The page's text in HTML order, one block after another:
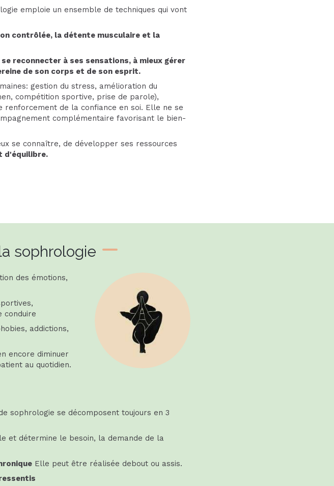
emploie un ensemble de techniques qui vont
contrôlée, la détente musculaire et la
se reconnecter à ses sensations, à mieux gérer
de son corps et de son esprit.
gestion du stress, amélioration du
compétition sportive, prise de parole),
renforcement de la confiance en soi. Elle ne se
complémentaire favorisant le bien-
se connaître, de développer ses ressources
d'équilibre.
sophrologie
des émotions,
conduire
addictions,
encore diminuer
au quotidien.
sophrologie se décomposent toujours en 3
et détermine le besoin, la demande de la
Elle peut être réalisée debout ou assis.